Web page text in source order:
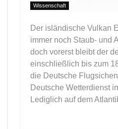
Wissenschaft
Der isländische Vulkan
immer noch Staub- und
doch vorerst bleibt der
einschließlich bis zum
die Deutsche
Deutsche Wetterdienst
Lediglich auf dem